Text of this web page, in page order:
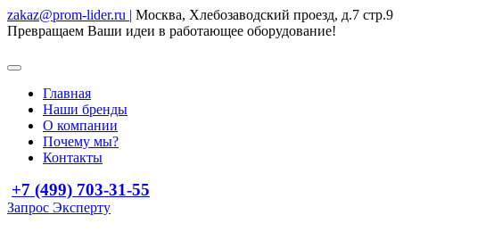
zakaz@prom-lider.ru | Москва, Хлебозаводский проезд, д.7 стр.9
Превращаем Ваши идеи в работающее оборудование!
Главная
Наши бренды
О компании
Почему мы?
Контакты
+7 (499) 703-31-55
Запрос Эксперту